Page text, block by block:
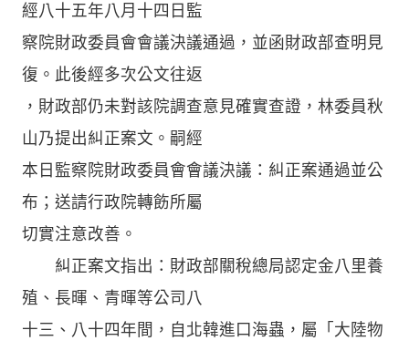
經八十五年八月十四日監
察院財政委員會會議決議通過，並函財政部查明見
復。此後經多次公文往返
，財政部仍未對該院調查意見確實查證，林委員秋
山乃提出糾正案文。嗣經
本日監察院財政委員會會議決議：糾正案通過並公
布；送請行政院轉飭所屬
切實注意改善。
糾正案文指出：財政部關稅總局認定金八里養
殖、長暉、青暉等公司八
十三、八十四年間，自北韓進口海蟲，屬「大陸物